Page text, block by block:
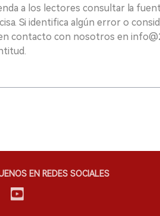
a los lectores consultar la
Si identifica algún error o
contacto con nosotros en
EN REDES SOCIALES